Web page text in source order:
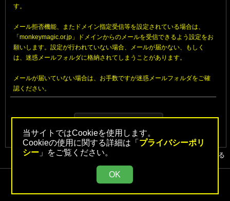
当サイトではCookieを使用します。
Cookieの使用に関する詳細は「 プライバシーポリ
シー」をご覧ください。
OK
す。
メール拒否機能、またドメイン指定受信等を設定されている場合は、
「monkeymagic.or.jp」ドメインからのメールを受信できるよう設定をお
願いします。設定が行われていない場合、メールが届かない、もしく
は、迷惑メールフォルダに格納されてしまうことがあります。
メールが届いていない場合は、お手数ですが迷惑メールフォルダをご確
認ください。
▲トップへ戻る
NPO Monkey Magic